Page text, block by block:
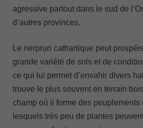
agressive partout dans le sud de
d’autres provinces.
Le nerprun cathartique peut
grande variété de sols et de
ce qui lui permet d’envahir divers
trouve le plus souvent en terrain
champ où il forme des peuplements
lesquels très peu de plantes